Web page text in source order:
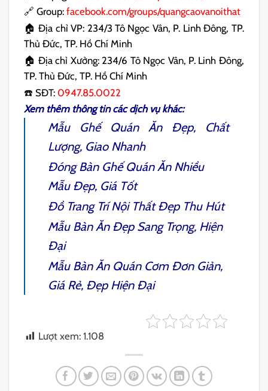
🔗 Group: facebook.com/groups/quangcaovanoithat
🏠 Địa chỉ VP: 234/3 Tô Ngọc Vân, P. Linh Đông, TP.
Thủ Đức, TP. Hồ Chí Minh
🏠 Địa chỉ Xưởng: 234/6 Tô Ngọc Vân, P. Linh Đông,
TP. Thủ Đức, TP. Hồ Chí Minh
☎️ SĐT: 0947.85.0022
Xem thêm thông tin các dịch vụ khác:
Mẫu Ghế Quán ĂnĐẹp, Chất
Lượng, Giao Nhanh
ĐóngBàn Ghế Quán ĂnNhiều
Mẫu Đẹp, Giá Tốt
Đồ Trang Trí Nội ThấtĐẹp Thu Hút
Mẫu Bàn Ăn ĐẹpSang Trọng, Hiện
Đại
Mẫu Bàn Ăn Quán CơmĐơn Giản,
Giá Rẻ, Đẹp Hiện Đại
Lượt xem: 1.108